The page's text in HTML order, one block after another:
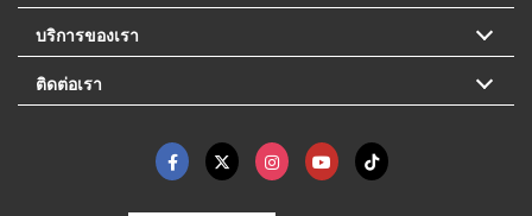
บริการของเรา
ติดต่อเรา